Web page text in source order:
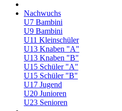
Nachwuchs
U7 Bambini
U9 Bambini
U11 Kleinschüler
U13 Knaben "A"
U13 Knaben "B"
U15 Schüler "A"
U15 Schüler "B"
U17 Jugend
U20 Junioren
U23 Senioren